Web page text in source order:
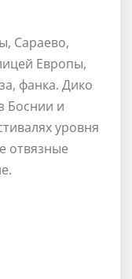
Сараево,
Европы,
фанка. Дико
Боснии и
уровня
отвязные